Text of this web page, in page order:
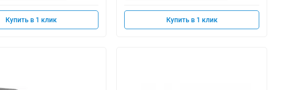
Купить в 1 клик Купить в 1 клик